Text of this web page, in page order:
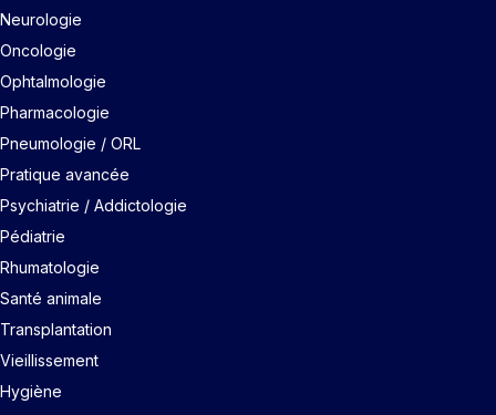
Neurologie
Oncologie
Ophtalmologie
Pharmacologie
Pneumologie / ORL
Pratique avancée
Psychiatrie / Addictologie
Pédiatrie
Rhumatologie
Santé animale
Transplantation
Vieillissement
Hygiène